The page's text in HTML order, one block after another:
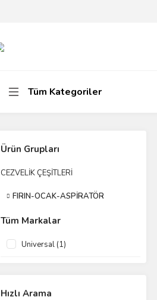
Tüm Kategoriler
Ürün Grupları
CEZVELİK ÇEŞİTLERİ
FIRIN-OCAK-ASPİRATÖR
Tüm Markalar
Universal (1)
Hızlı Arama